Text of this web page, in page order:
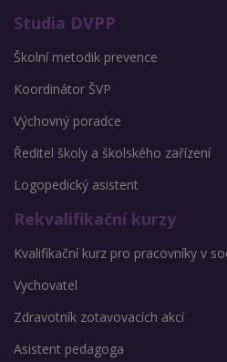
Studia DVPP
Školní metodik prevence
Koordinátor ŠVP
Výchovný poradce
Ředitel školy a školského zařízení
Logopedický asistent
Rekvalifikační kurzy
Kvalifikační kurz pro pracovníky v
Vychovatel
Zdravotník zotavovacích akcí
Asistent pedagoga